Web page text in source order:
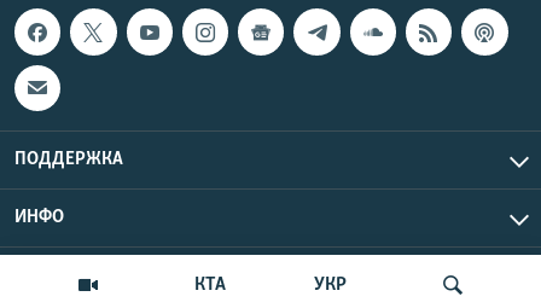
КТА УКР
ПОДДЕРЖКА
ИНФО
Copyright Крым.Реалии, 2026 | Все права защищены.
UTC+3